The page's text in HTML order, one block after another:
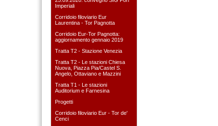
Imperiali
Corridoio filoviario Eur
Laurentina - Tor Pagnotta
Corridoio Eur-Tor Pagnotta:
aggiornamento gennaio 2019
Tratta T2 - Stazione Venezia
Tratta T2 - Le stazioni Chiesa
Nuova, Piazza Pia/Castel S.
Angelo, Ottaviano e Mazzini
Tratta T1 - Le stazioni
Auditorium e Farnesina
Progetti
Corridoio filoviario Eur - Tor de'
Cenci